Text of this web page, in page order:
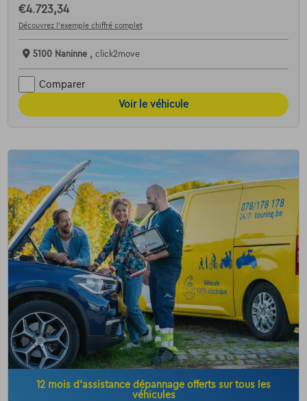
€4.723,34
Découvrez l’exemple chiffré complet
5100 Naninne , click2move
Comparer
Voir le véhicule
12 mois d’assistance dépannage offerts sur tous les
véhicules